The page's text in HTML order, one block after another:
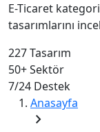
E-Ticaret
tasarımlarını
227Tasarım
50+Sektör
7/24 Destek
Anasayfa
chevron_right